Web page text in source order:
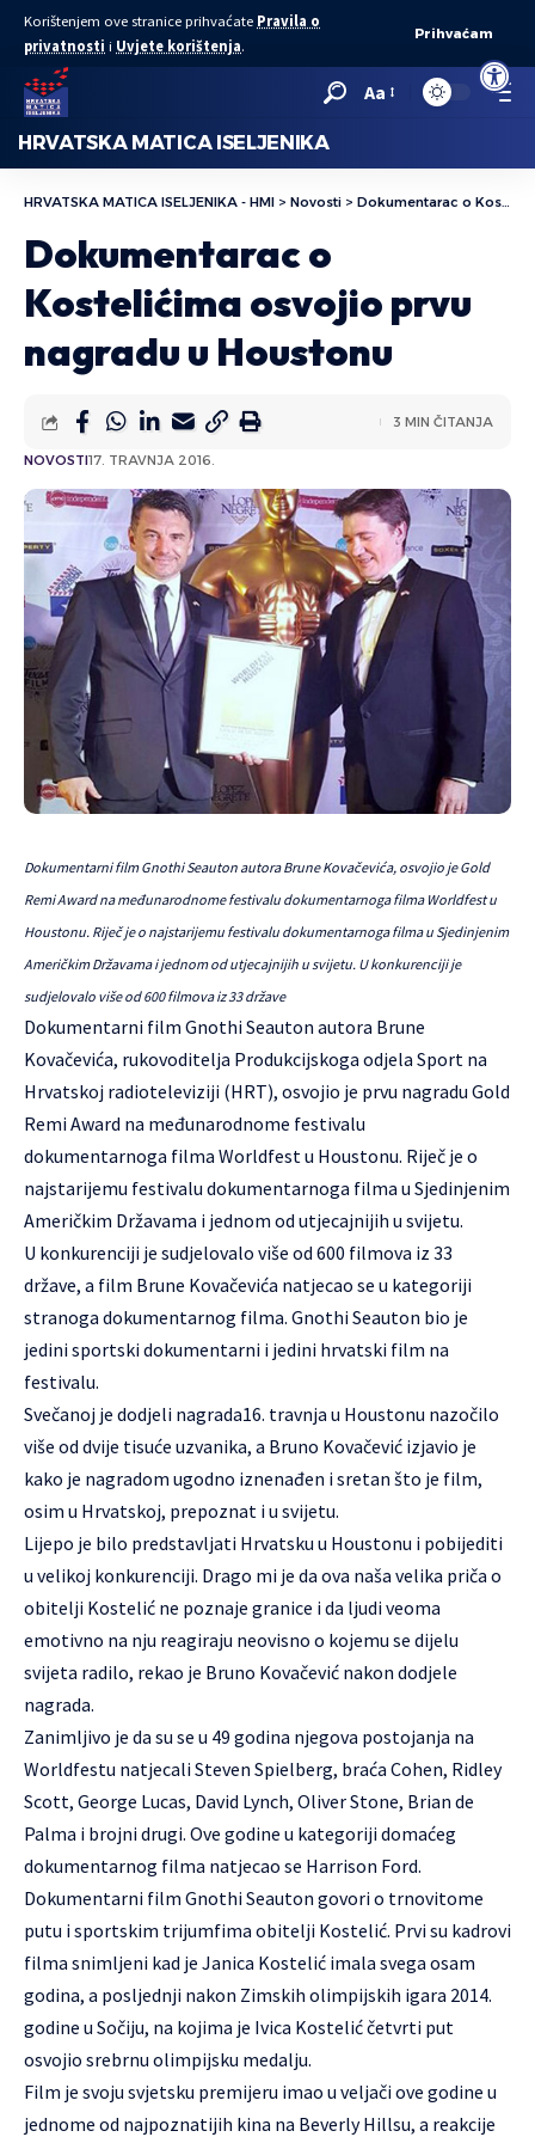
Open
Korištenjem ove stranice prihvaćate Pravila o
privatnosti i Uvjete korištenja.
Prihvaćam
Aa
HRVATSKA MATICA ISELJENIKA
HRVATSKA MATICA ISELJENIKA - HMI > Novosti > Dokumentarac o Kostelićima osvojio prvu nagradu u Houstonu
Dokumentarac o
Kostelićima osvojio prvu
nagradu u Houstonu
NOVOSTI17. TRAVNJA 2016.
3 MIN ČITANJA
Dokumentarni film Gnothi Seauton autora Brune Kovačevića, osvojio je Gold
Remi Award na međunarodnome festivalu dokumentarnoga filma Worldfest u
Houstonu. Riječ je o najstarijemu festivalu dokumentarnoga filma u Sjedinjenim
Američkim Državama i jednom od utjecajnijih u svijetu. U konkurenciji je
sudjelovalo više od 600 filmova iz 33 države
Dokumentarni film Gnothi Seauton autora Brune
Kovačevića, rukovoditelja Produkcijskoga odjela Sport na
Hrvatskoj radioteleviziji (HRT), osvojio je prvu nagradu Gold
Remi Award na međunarodnome festivalu
dokumentarnoga filma Worldfest u Houstonu. Riječ je o
najstarijemu festivalu dokumentarnoga filma u Sjedinjenim
Američkim Državama i jednom od utjecajnijih u svijetu.
U konkurenciji je sudjelovalo više od 600 filmova iz 33
države, a film Brune Kovačevića natjecao se u kategoriji
stranoga dokumentarnog filma. Gnothi Seauton bio je
jedini sportski dokumentarni i jedini hrvatski film na
festivalu.
Svečanoj je dodjeli nagrada16. travnja u Houstonu nazočilo
više od dvije tisuće uzvanika, a Bruno Kovačević izjavio je
kako je nagradom ugodno iznenađen i sretan što je film,
osim u Hrvatskoj, prepoznat i u svijetu.
Lijepo je bilo predstavljati Hrvatsku u Houstonu i pobijediti
u velikoj konkurenciji. Drago mi je da ova naša velika priča o
obitelji Kostelić ne poznaje granice i da ljudi veoma
emotivno na nju reagiraju neovisno o kojemu se dijelu
svijeta radilo, rekao je Bruno Kovačević nakon dodjele
nagrada.
Zanimljivo je da su se u 49 godina njegova postojanja na
Worldfestu natjecali Steven Spielberg, braća Cohen, Ridley
Scott, George Lucas, David Lynch, Oliver Stone, Brian de
Palma i brojni drugi. Ove godine u kategoriji domaćeg
dokumentarnog filma natjecao se Harrison Ford.
Dokumentarni film Gnothi Seauton govori o trnovitome
putu i sportskim trijumfima obitelji Kostelić. Prvi su kadrovi
filma snimljeni kad je Janica Kostelić imala svega osam
godina, a posljednji nakon Zimskih olimpijskih igara 2014.
godine u Sočiju, na kojima je Ivica Kostelić četvrti put
osvojio srebrnu olimpijsku medalju.
Film je svoju svjetsku premijeru imao u veljači ove godine u
jednome od najpoznatijih kina na Beverly Hillsu, a reakcije